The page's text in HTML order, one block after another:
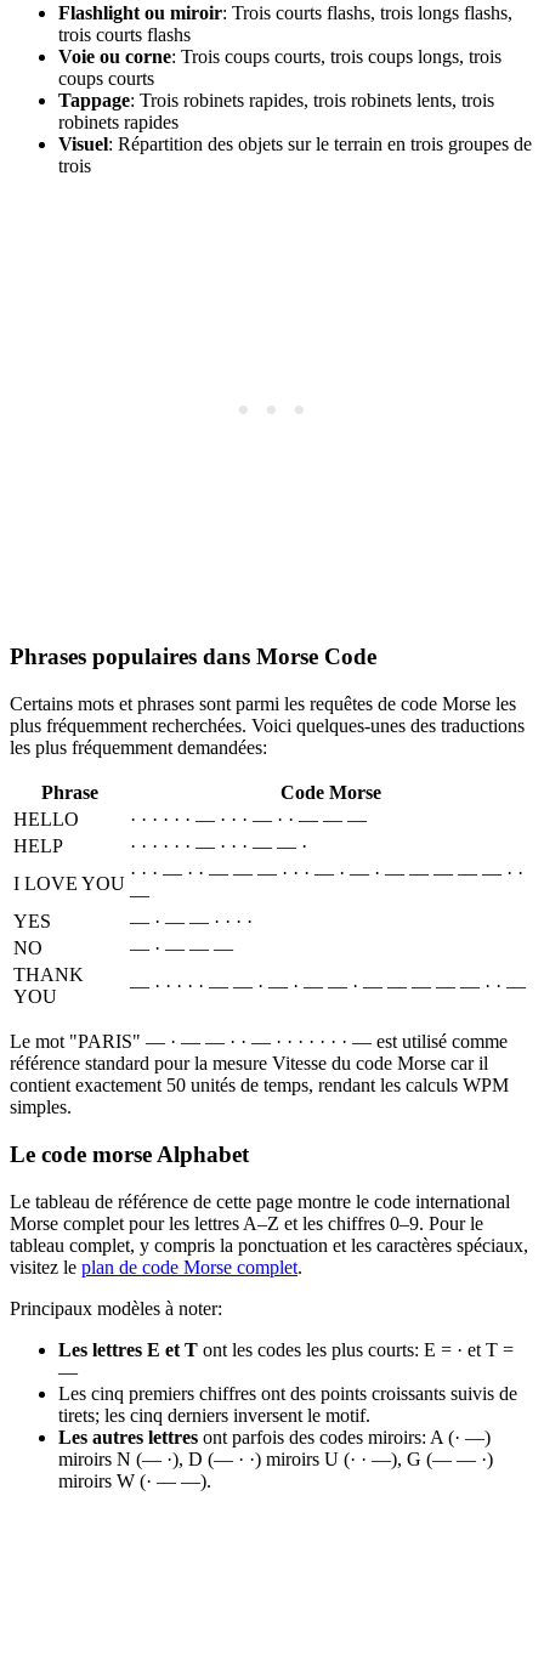
Flashlight ou miroir: Trois courts flashs, trois longs flashs,
trois courts flashs
Voie ou corne: Trois coups courts, trois coups longs, trois
coups courts
Tappage: Trois robinets rapides, trois robinets lents, trois
robinets rapides
Visuel: Répartition des objets sur le terrain en trois groupes de
trois
Phrases populaires dans Morse Code
Certains mots et phrases sont parmi les requêtes de code Morse les
plus fréquemment recherchées. Voici quelques-unes des traductions
les plus fréquemment demandées:
Phrase
Code Morse
HELLO
· · · · · · — · · · — · · — — —
HELP
· · · · · · — · · · — — ·
I LOVE YOU
· · · — · · — — — · · · — · — · — — — — — · ·
—
YES
— · — — · · · ·
NO
— · — — —
THANK
YOU
— · · · · · — — · — · — — · — — — — — · · —
Le mot "PARIS" — · — — · · — · · · · · · · — est utilisé comme
référence standard pour la mesure Vitesse du code Morse car il
contient exactement 50 unités de temps, rendant les calculs WPM
simples.
Le code morse Alphabet
Le tableau de référence de cette page montre le code international
Morse complet pour les lettres A–Z et les chiffres 0–9. Pour le
tableau complet, y compris la ponctuation et les caractères spéciaux,
visitez le plan de code Morse complet.
Principaux modèles à noter:
Les lettres E et T ont les codes les plus courts: E = · et T =
—
Les cinq premiers chiffres ont des points croissants suivis de
tirets; les cinq derniers inversent le motif.
Les autres lettres ont parfois des codes miroirs: A (· —)
miroirs N (— ·), D (— · ·) miroirs U (· · —), G (— — ·)
miroirs W (· — —).